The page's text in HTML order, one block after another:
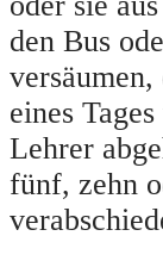
den Bus
eines
Lehrer
fünf, zehn